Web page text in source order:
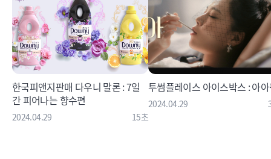
한국피앤지판매 다우니 말론 : 7일
간 피어나는 향수편
2024.04.29 15초
투썸플레이스 아이스박스 : 아
2024.04.29